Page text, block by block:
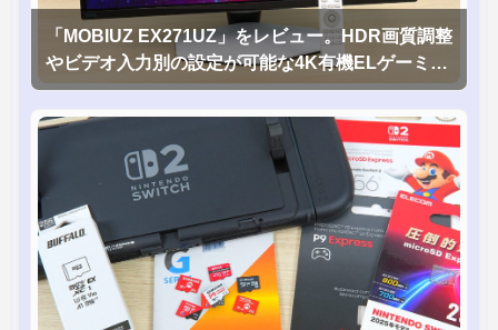
「MOBIUZ EX271UZ」をレビュー。HDR画質調整
やビデオ入力別の設定が可能な4K有機ELゲーミン
グモニタを徹底検証